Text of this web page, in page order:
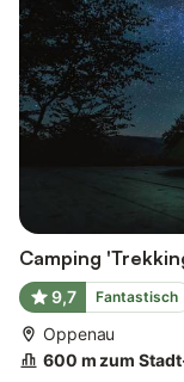
Camping
9,7 Fantastisch
Oppenau
600 m zum